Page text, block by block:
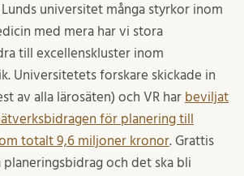
universitet många styrkor inom
med mera har vi stora
till excellenskluster inom
Universitetets forskare skickade in
av alla lärosäten) och VR har beviljat
för planering till
totalt 9,6 miljoner kronor. Grattis
och det ska bli